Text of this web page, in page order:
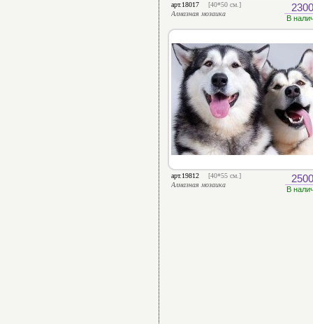
арт.18017
[40*50 см.]
Алмазная мозаика
В
арт.19812
[40*55 см.]
Алмазная мозаика
В